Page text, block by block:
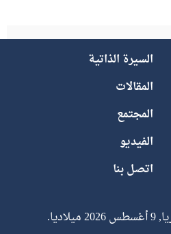
السيرة الذاتية
المقالات
المجتمع
الفيديو
اتصل بنا